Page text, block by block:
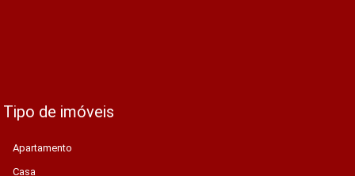
Tipo de imóveis
Apartamento
Casa